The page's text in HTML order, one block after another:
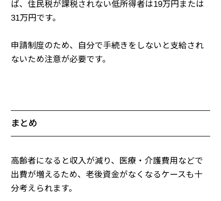
ば、住民税が課税されない低所得者は19万円または
31万円です。
申請制度のため、自分で手続きをしないと支給され
ないため注意が必要です。
まとめ
高齢者になると収入が減り、医療・介護費用などで
出費が増えるため、老後資金がなくなるケースも十
分考えられます。